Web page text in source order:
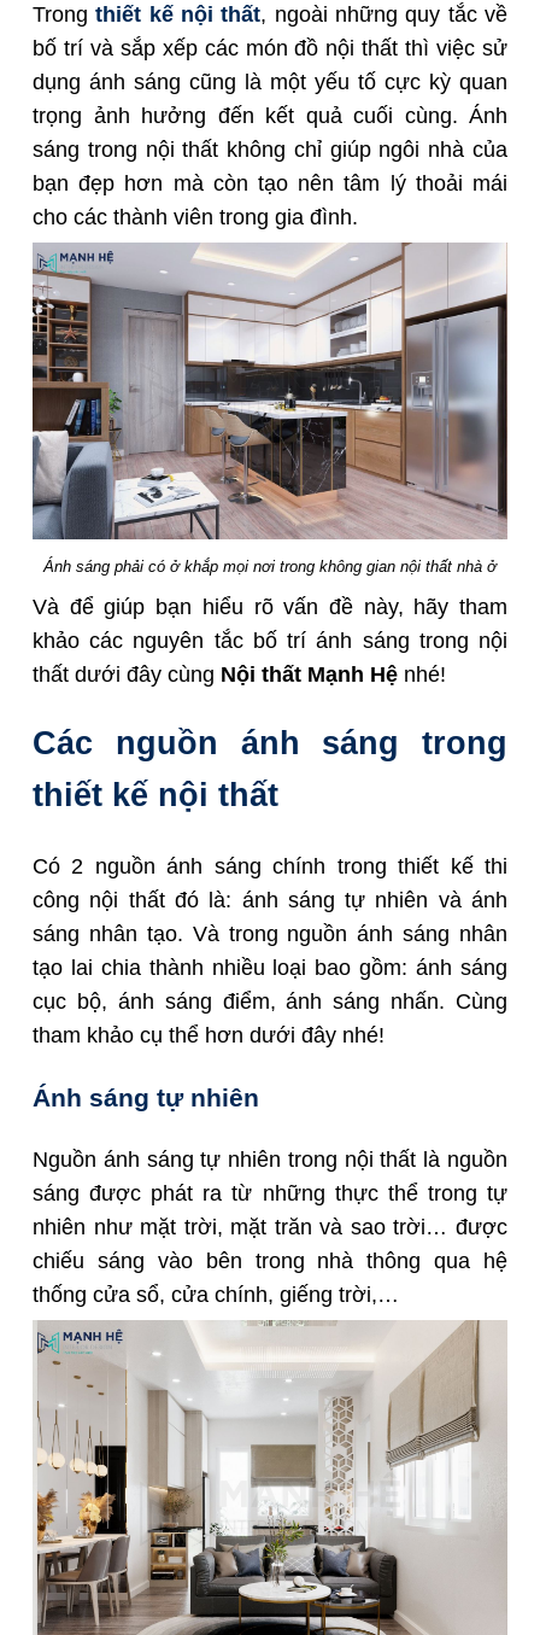
Trongthiết kế nội thất, ngoài những quy tắc về
bố trí và sắp xếp các món đồ nội thất thì việc sử
dụng ánh sáng cũng là một yếu tố cực kỳ quan
trọng ảnh hưởng đến kết quả cuối cùng. Ánh
sáng trong nội thất không chỉ giúp ngôi nhà của
bạn đẹp hơn mà còn tạo nên tâm lý thoải mái
cho các thành viên trong gia đình.
Ánh sáng phải có ở khắp mọi nơi trong không gian nội thất nhà ở
Và để giúp bạn hiểu rõ vấn đề này, hãy tham
khảo các nguyên tắc bố trí ánh sáng trong nội
thất dưới đây cùng Nội thất Mạnh Hệ nhé!
Các nguồn ánh sáng trong
thiết kế nội thất
Có 2 nguồn ánh sáng chính trong thiết kế thi
công nội thất đó là: ánh sáng tự nhiên và ánh
sáng nhân tạo. Và trong nguồn ánh sáng nhân
tạo lai chia thành nhiều loại bao gồm: ánh sáng
cục bộ, ánh sáng điểm, ánh sáng nhấn. Cùng
tham khảo cụ thể hơn dưới đây nhé!
Ánh sáng tự nhiên
Nguồn ánh sáng tự nhiên trong nội thất là nguồn
sáng được phát ra từ những thực thể trong tự
nhiên như mặt trời, mặt trăn và sao trời… được
chiếu sáng vào bên trong nhà thông qua hệ
thống cửa sổ, cửa chính, giếng trời,…